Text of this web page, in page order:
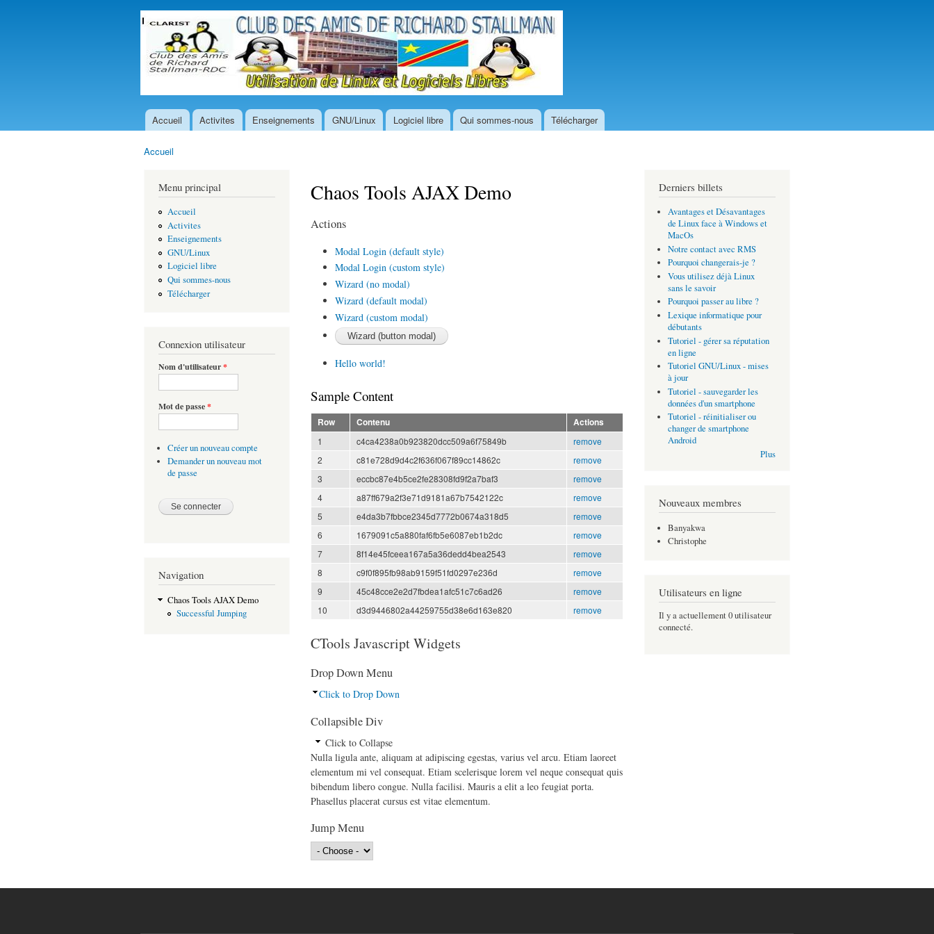
Aller au
contenu
principal
Menu principal
Accueil Activites Enseignements GNU/Linux Logiciel libre Qui sommes-nous Télécharger
Accueil
Menu principal
Accueil
Activites
Enseignements
GNU/Linux
Logiciel libre
Qui sommes-nous
Télécharger
Connexion utilisateur
Nom d'utilisateur*
Mot de passe*
Créer un nouveau compte
Demander un nouveau mot
de passe
Navigation
Chaos Tools AJAX Demo
Successful Jumping
Chaos Tools AJAX Demo
Actions
Modal Login (default style)
Modal Login (custom style)
Wizard (no modal)
Wizard (default modal)
Wizard (custom modal)
Hello world!
Sample Content
Row Contenu
Actions
1
c4ca4238a0b923820dcc509a6f75849b
remove
2
c81e728d9d4c2f636f067f89cc14862c
remove
3
eccbc87e4b5ce2fe28308fd9f2a7baf3
remove
4
a87ff679a2f3e71d9181a67b7542122c
remove
5
e4da3b7fbbce2345d7772b0674a318d5
remove
6
1679091c5a880faf6fb5e6087eb1b2dc
remove
7
8f14e45fceea167a5a36dedd4bea2543
remove
8
c9f0f895fb98ab9159f51fd0297e236d
remove
9
45c48cce2e2d7fbdea1afc51c7c6ad26
remove
10
d3d9446802a44259755d38e6d163e820 remove
CTools Javascript Widgets
Drop Down Menu
Click to Drop Down
Collapsible Div
Click to Collapse
Nulla ligula ante, aliquam at adipiscing egestas, varius vel arcu. Etiam laoreet
elementum mi vel consequat. Etiam scelerisque lorem vel neque consequat quis
bibendum libero congue. Nulla facilisi. Mauris a elit a leo feugiat porta.
Phasellus placerat cursus est vitae elementum.
Jump Menu
Derniers billets
Avantages et Désavantages
de Linux face à Windows et
MacOs
Notre contact avec RMS
Pourquoi changerais-je ?
Vous utilisez déjà Linux
sans le savoir
Pourquoi passer au libre ?
Lexique informatique pour
débutants
Tutoriel - gérer sa réputation
en ligne
Tutoriel GNU/Linux - mises
à jour
Tutoriel - sauvegarder les
données d'un smartphone
Tutoriel - réinitialiser ou
changer de smartphone
Android
Plus
Nouveaux membres
Banyakwa
Christophe
Utilisateurs en ligne
Il y a actuellement 0 utilisateur
connecté.